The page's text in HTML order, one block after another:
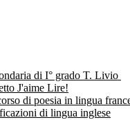
di I° grado T. Livio
J'aime Lire!
di poesia in lingua
di lingua inglese